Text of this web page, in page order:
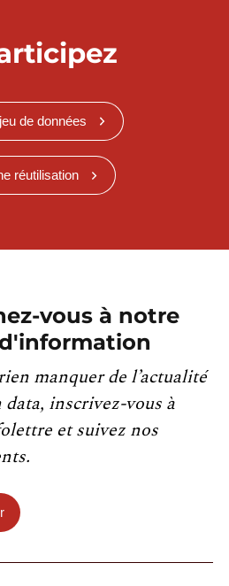
de données
réutilisation
vous à notre
manquer de l’actualité
data, inscrivez-vous à
et suivez nos